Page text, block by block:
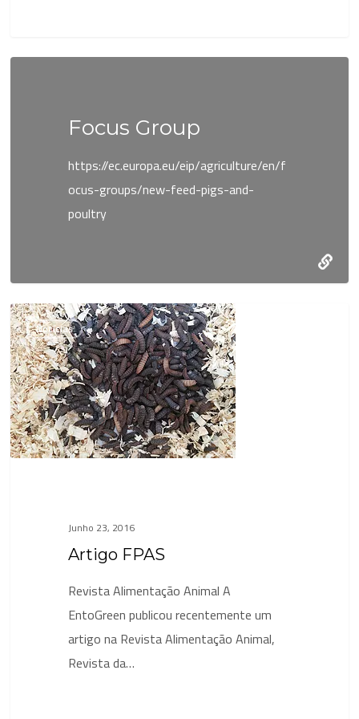
Focus Group
https://ec.europa.eu/eip/agriculture/en/f
ocus-groups/new-feed-pigs-and-
poultry
Artigo
FPAS
Notícias
Junho 23, 2016
Artigo FPAS
Revista Alimentação Animal A
EntoGreen publicou recentemente um
artigo na Revista Alimentação Animal,
Revista da…